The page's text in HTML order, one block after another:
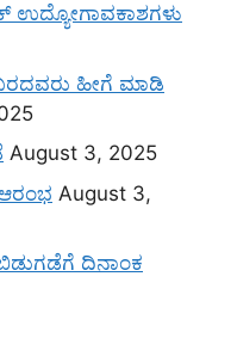
ಉದ್ಯೋಗಾವಕಾಶಗಳು
ಹೀಗೆ ಮಾಡಿ
August 3, 2025
August 3,
ದಿನಾಂಕ